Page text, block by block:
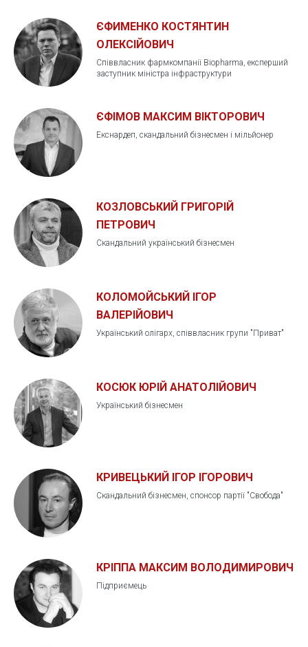
ЄФИМЕНКО КОСТЯНТИН
ОЛЕКСІЙОВИЧ
Співвласник фармкомпанії Biopharma, експерший
заступник міністра інфраструктури
ЄФІМОВ МАКСИМ ВІКТОРОВИЧ
Екснардеп, скандальний бізнесмен і мільйонер
КОЗЛОВСЬКИЙ ГРИГОРІЙ
ПЕТРОВИЧ
Скандальний український бізнесмен
КОЛОМОЙСЬКИЙ ІГОР
ВАЛЕРІЙОВИЧ
Український олігарх, співвласник групи "Приват"
КОСЮК ЮРІЙ АНАТОЛІЙОВИЧ
Український бізнесмен
КРИВЕЦЬКИЙ ІГОР ІГОРОВИЧ
Скандальний бізнесмен, спонсор партії "Свобода"
КРІППА МАКСИМ ВОЛОДИМИРОВИЧ
Підприємець